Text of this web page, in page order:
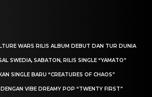
WARS RILIS ALBUM DEBUT DAN TUR DUNIA
SWEDIA, SABATON, RILIS SINGLE “YAMATO”
SINGLE BARU “CREATURES OF CHAOS”
VIBE DREAMY POP “TWENTY FIRST”